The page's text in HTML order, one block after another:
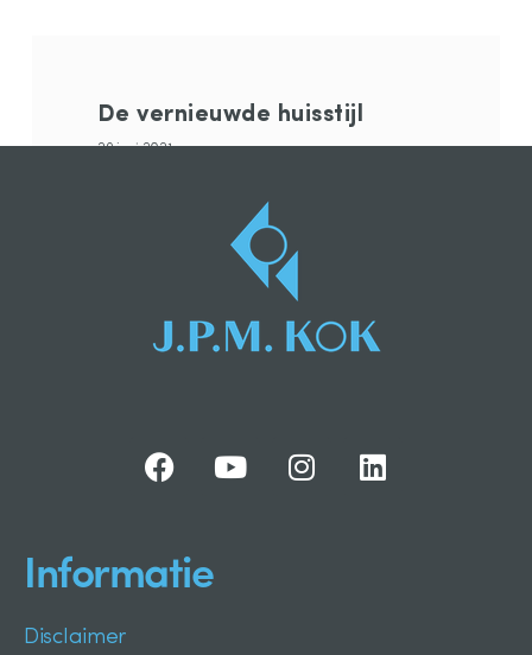
De vernieuwde huisstijl
29 juni 2021
Informatie
Disclaimer